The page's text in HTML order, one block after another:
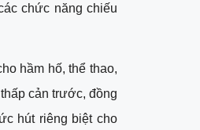
chức năng chiếu
hầm hố, thể thao,
cản trước, đồng
hút riêng biệt cho